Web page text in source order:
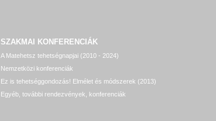
SZAKMAI KONFERENCIÁK
A Matehetsz tehetségnapjai (2010 - 2024)
Nemzetközi konferenciák
Ez is tehetséggondozás! Elmélet és módszerek (2013)
Egyéb, további rendezvények, konferenciák